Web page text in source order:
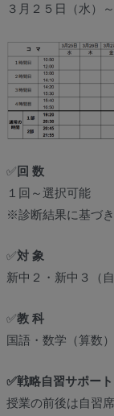
３月２５日（水）
✅ 回 数
１回～選択可能
※診断結果に基づ
✅対 象
新中２・新中３（
✅教 科
国語・数学（算数
✅戦略自習サポート
授業の前後は自習